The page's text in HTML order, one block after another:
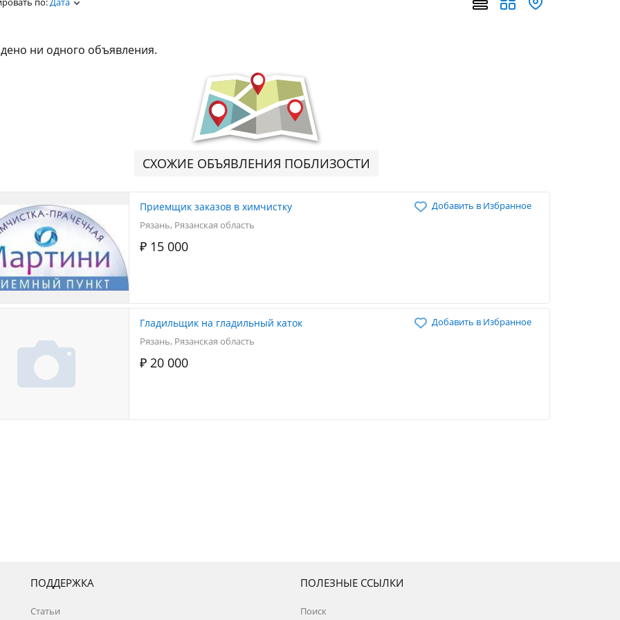
ни одного объявления.
СХОЖИЕ ОБЪЯВЛЕНИЯ ПОБЛИЗОСТИ
Добавить в Избранное
Приемщик заказов в химчистку
Рязань, Рязанская область
₽ 15 000
Добавить в Избранное
Гладильщик на гладильный каток
Рязань, Рязанская область
₽ 20 000
ПОДДЕРЖКА
Статьи
ПОЛЕЗНЫЕ ССЫЛКИ
Поиск